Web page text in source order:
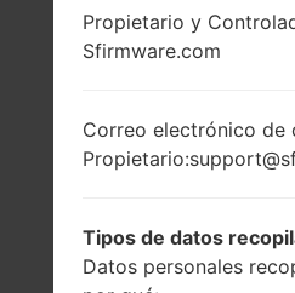
Propietario y
Sfirmware.com
Correo electrónico de
Tipos de datos
Datos personales